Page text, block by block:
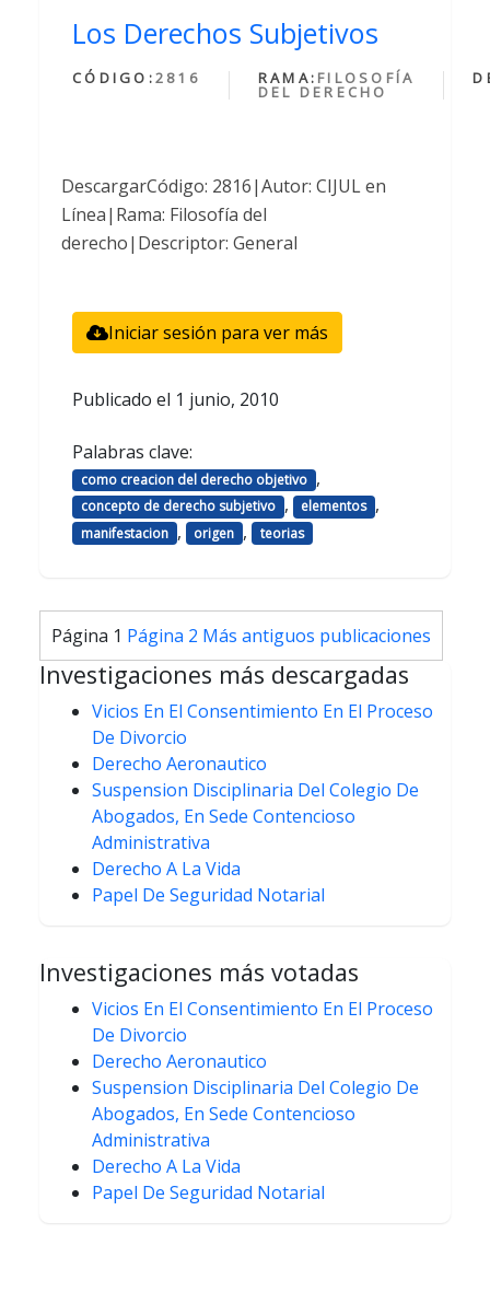
Los Derechos Subjetivos
CÓDIGO:2816 RAMA: FILOSOFÍA
DEL DERECHO
DescargarCódigo: 2816|Autor: CIJUL en
Línea|Rama: Filosofía del
derecho|Descriptor: General
Iniciar sesión para ver más
Publicado el 1 junio, 2010
Palabras clave:
como creacion del derecho objetivo ,
concepto de derecho subjetivo , elementos ,
manifestacion , origen , teorias
Paginación
de
entradas
Página 1 Página 2 Más antiguos publicaciones
Investigaciones más descargadas
Vicios En El Consentimiento En El Proceso
De Divorcio
Derecho Aeronautico
Suspension Disciplinaria Del Colegio De
Abogados, En Sede Contencioso
Administrativa
Derecho A La Vida
Papel De Seguridad Notarial
Investigaciones más votadas
Vicios En El Consentimiento En El Proceso
De Divorcio
Derecho Aeronautico
Suspension Disciplinaria Del Colegio De
Abogados, En Sede Contencioso
Administrativa
Derecho A La Vida
Papel De Seguridad Notarial